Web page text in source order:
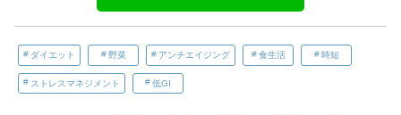
ダイエット 野菜 アンチエイジング 食生活 時短
ストレスマネジメント 低GI